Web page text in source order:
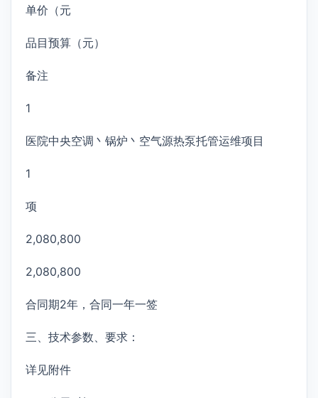
单价（元
品目预算（元）
备注
1
医院中央空调丶锅炉丶空气源热泵托管运维项目
1
项
2,080,800
2,080,800
合同期2年，合同一年一签
三、技术参数、要求：
详见附件